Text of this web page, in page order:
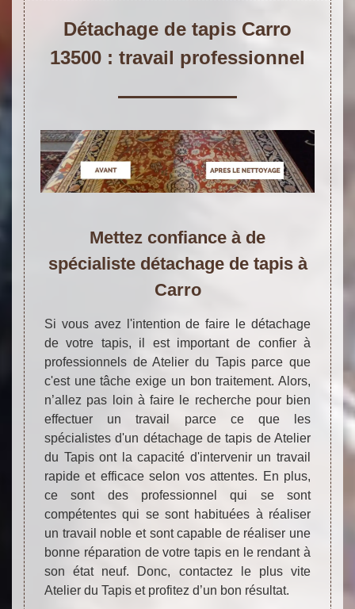
Détachage de tapis Carro
13500 : travail professionnel
Mettez confiance à de
spécialiste détachage de tapis à
Carro
Si vous avez l'intention de faire le détachage
de votre tapis, il est important de confier à
professionnels de Atelier du Tapis parce que
c'est une tâche exige un bon traitement. Alors,
n’allez pas loin à faire le recherche pour bien
effectuer un travail parce ce que les
spécialistes d'un détachage de tapis de Atelier
du Tapis ont la capacité d'intervenir un travail
rapide et efficace selon vos attentes. En plus,
ce sont des professionnel qui se sont
compétentes qui se sont habituées à réaliser
un travail noble et sont capable de réaliser une
bonne réparation de votre tapis en le rendant à
son état neuf. Donc, contactez le plus vite
Atelier du Tapis et profitez d’un bon résultat.